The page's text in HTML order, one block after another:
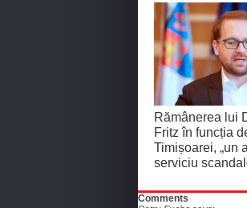
Rămânerea lui
Fritz în funcția
Timișoarei, „un
serviciu
Comments